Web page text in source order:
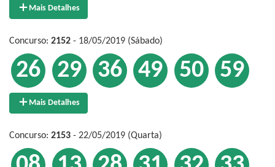
Mais Detalhes
Concurso: 2152 - 18/05/2019 (Sábado)
26 29 36 49 50 59
Mais Detalhes
Concurso: 2153 - 22/05/2019 (Quarta)